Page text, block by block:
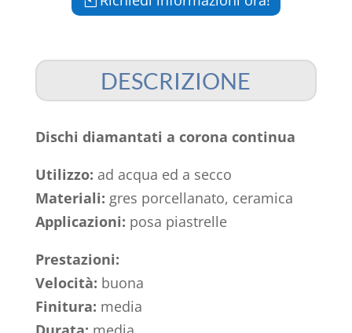
DESCRIZIONE
Dischi diamantati a corona continua
Utilizzo: ad acqua ed a secco
Materiali: gres porcellanato, ceramica
Applicazioni: posa piastrelle
Prestazioni:
Velocità: buona
Finitura: media